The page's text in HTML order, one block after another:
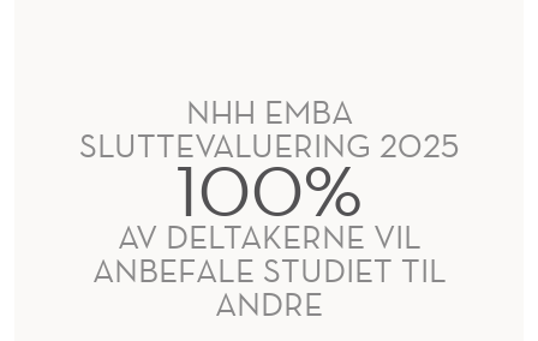
NHH EMBA
SLUTTEVALUERING 2025
100%
AV DELTAKERNE VIL
ANBEFALE STUDIET TIL
ANDRE